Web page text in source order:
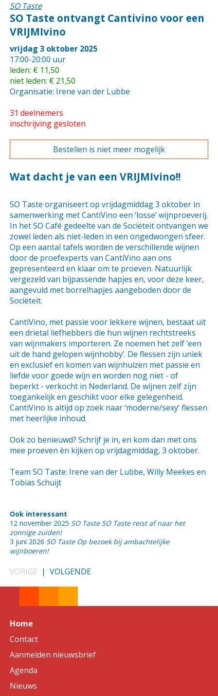
SO Taste
SO Taste ontvangt Cantivino voor een
VRIJMIvino
vrijdag 3 oktober 2025
17:00-20:00 uur
leden: € 11,50
niet leden: € 21,50
Organisatie: Irene van der Lubbe
31 deelnemers
inschrijving gesloten
Bestellen is niet meer mogelijk
Wat dacht je van een VRIJMIvino!!
SO Taste organiseert op vrijdagmiddag 3 oktober in
samenwerking met CantiVino een ‘losse’ wijnproeverij.
In het SO Café gedeelte van de Sociëteit ontvangen we
zowel leden als niet-leden in een ongedwongen sfeer.
Op een aantal tafels worden de verschillende wijnen
door de proefexperts van CantiVino aan ons
gepresenteerd en klaar om te proeven. Natuurlijk
vergezeld van bijpassende hapjes en, voor deze keer,
aangevuld met borrelhapjes aangeboden door de
Sociëteit.
CantiVino, met passie voor lekkere wijnen, bestaat uit
een drietal liefhebbers die hun wijnen rechtstreeks
van wijnmakers importeren. Ze noemen het zelf ‘een
uit de hand gelopen wijnhobby’. De flessen zijn uniek
en exclusief en komen van wijnhuizen met passie en
liefde voor goede wijn en worden nog niet - of
beperkt - verkocht in Nederland. De wijnen zelf zijn
toegankelijk en geschikt voor elke gelegenheid.
CantiVino is altijd op zoek naar ‘moderne/sexy’ flessen
met heerlijke inhoud.
Ook zo benieuwd? Schrijf je in, en kom dan met ons
mee proeven èn kijken op vrijdagmiddag, 3 oktober.
Team SO Taste: Irene van der Lubbe, Willy Meekes en
Tobias Schuijt
Ook interessant
12 november 2025 SO Taste SO Taste reist af naar het
zonnige zuiden!
3 juni 2026 SO Taste Op bezoek bij ambachtelijke
wijnboeren!
VORIGE | VOLGENDE
Home
Contact
Aanmelden nieuwsbrief
Agenda
Nieuws